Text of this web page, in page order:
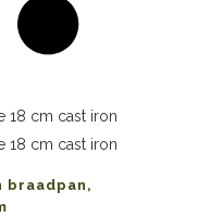
braadpan,